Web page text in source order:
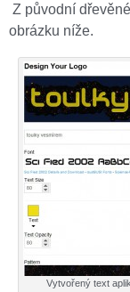
Z původní
obrázku níže.
Vytvořený text